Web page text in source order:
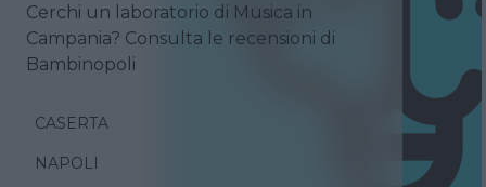
Cerchi un laboratorio di Musica in
Campania? Consulta le recensioni di
Bambinopoli
CASERTA
NAPOLI